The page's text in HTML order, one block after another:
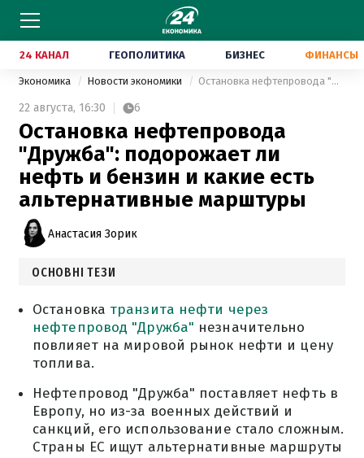
24 КАНАЛ ГЕОПОЛИТИКА БИЗНЕС ФИНАНСЫ
Экономика Новости экономики Остановка нефтепровода "Дружба": подорожает ли нефть и бензин и какие есть альтернативные марштуры
22 августа, 16:30 6
Остановка нефтепровода
"Дружба": подорожает ли
нефть и бензин и какие есть
альтернативные марштуры
Анастасия Зорик
ОСНОВНІ ТЕЗИ
Остановка транзита нефти через
нефтепровод "Дружба" незначительно
повлияет на мировой рынок нефти и цену
топлива.
Нефтепровод "Дружба" поставляет нефть в
Европу, но из-за военных действий и
санкций, его использование стало сложным.
Страны ЕС ищут альтернативные маршруты